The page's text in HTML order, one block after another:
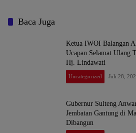
Baca Juga
Ketua IWOI Balangan
Ucapan Selamat Ulang
Hj. Lindawati
Uncategorized Juli 28,
Gubernur Sulteng
Jembatan Gantung di
Dibangun